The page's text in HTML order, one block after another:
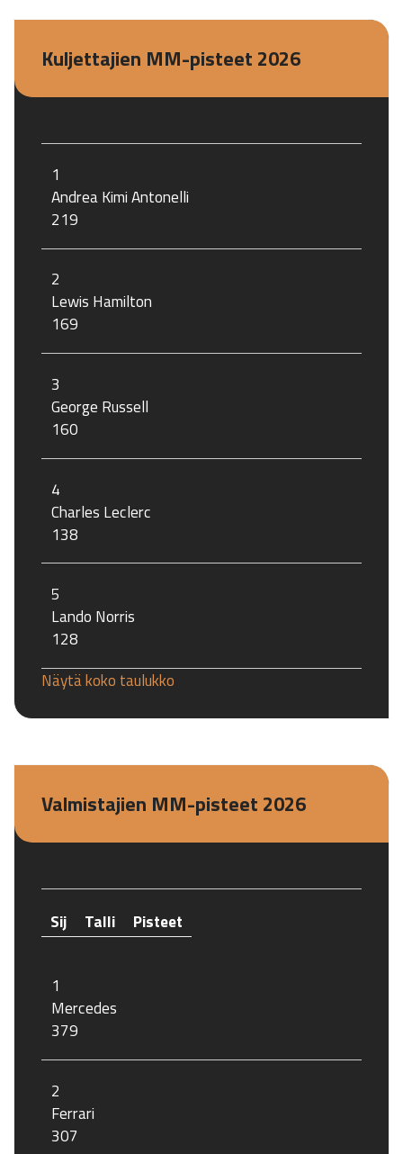
Kuljettajien MM-pisteet 2026
1
Andrea Kimi Antonelli
219
2
Lewis Hamilton
169
3
George Russell
160
4
Charles Leclerc
138
5
Lando Norris
128
Näytä koko taulukko
Valmistajien MM-pisteet 2026
Sij Talli Pisteet
1
Mercedes
379
2
Ferrari
307